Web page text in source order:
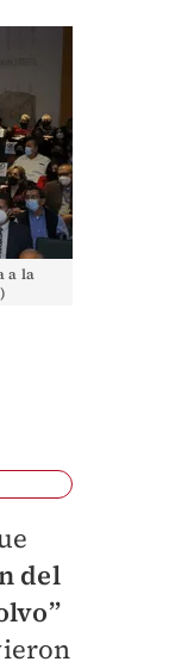
a la
del